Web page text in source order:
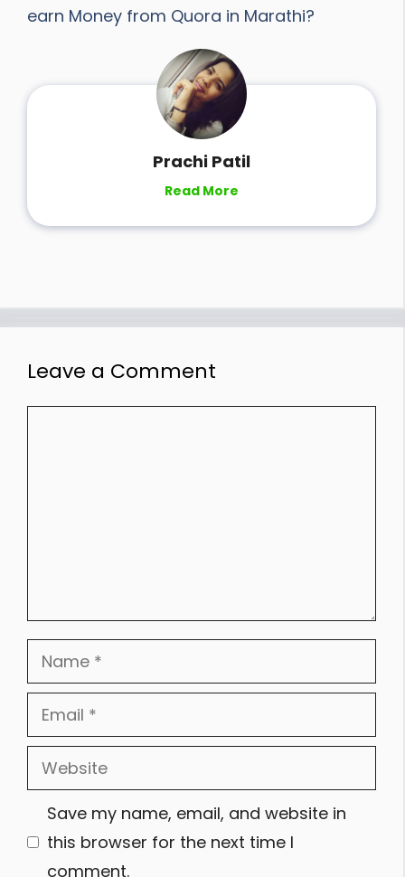
earn Money from Quora in Marathi?
Prachi Patil
Read More
Leave a Comment
Name
Email
Website
Save my name, email, and website in
this browser for the next time I
comment.